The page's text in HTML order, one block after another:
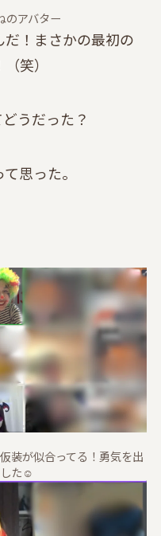
のアバター
だ！まさかの最初の
笑）
うだった？
思った。
装が似合ってる！勇気を出
た☺️